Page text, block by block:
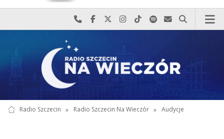
Najlepiej po prostu do nas zadzwoń
Odwiedź nas na Facebook-u
Odwiedź nas na X
Odwiedź nas na Instagram-ie
Odwiedź nas na TikTok-u
Szukaj nas na Spotify
Wyślij do nas
Szukaj
Radio Szczecin » Radio Szczecin Na Wieczór » Audycje